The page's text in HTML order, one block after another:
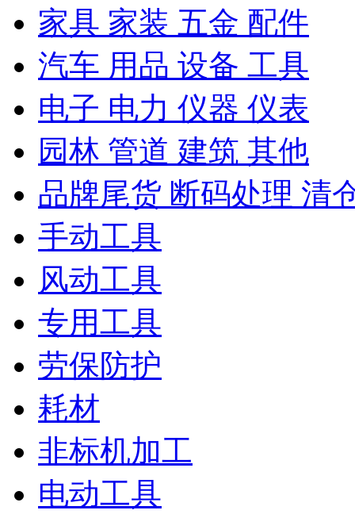
家具 家装 五金 配件
汽车 用品 设备 工具
电子 电力 仪器 仪表
园林 管道 建筑 其他
品牌尾货 断码处理 清
手动工具
风动工具
专用工具
劳保防护
耗材
非标机加工
电动工具